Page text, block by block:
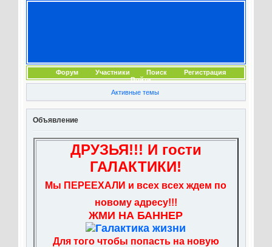
Форум Участники Поиск
Регистрация
Войти
Активные темы
Объявление
ДРУЗЬЯ!!! И гости
ГАЛАКТИКИ!
Мы ПЕРЕЕХАЛИ и всех всех ждем по
новому адресу!!!
ЖМИ НА БАННЕР
Для того чтобы попасть на новую